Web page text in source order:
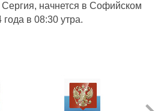
начнется в Софийском
в 08:30 утра.